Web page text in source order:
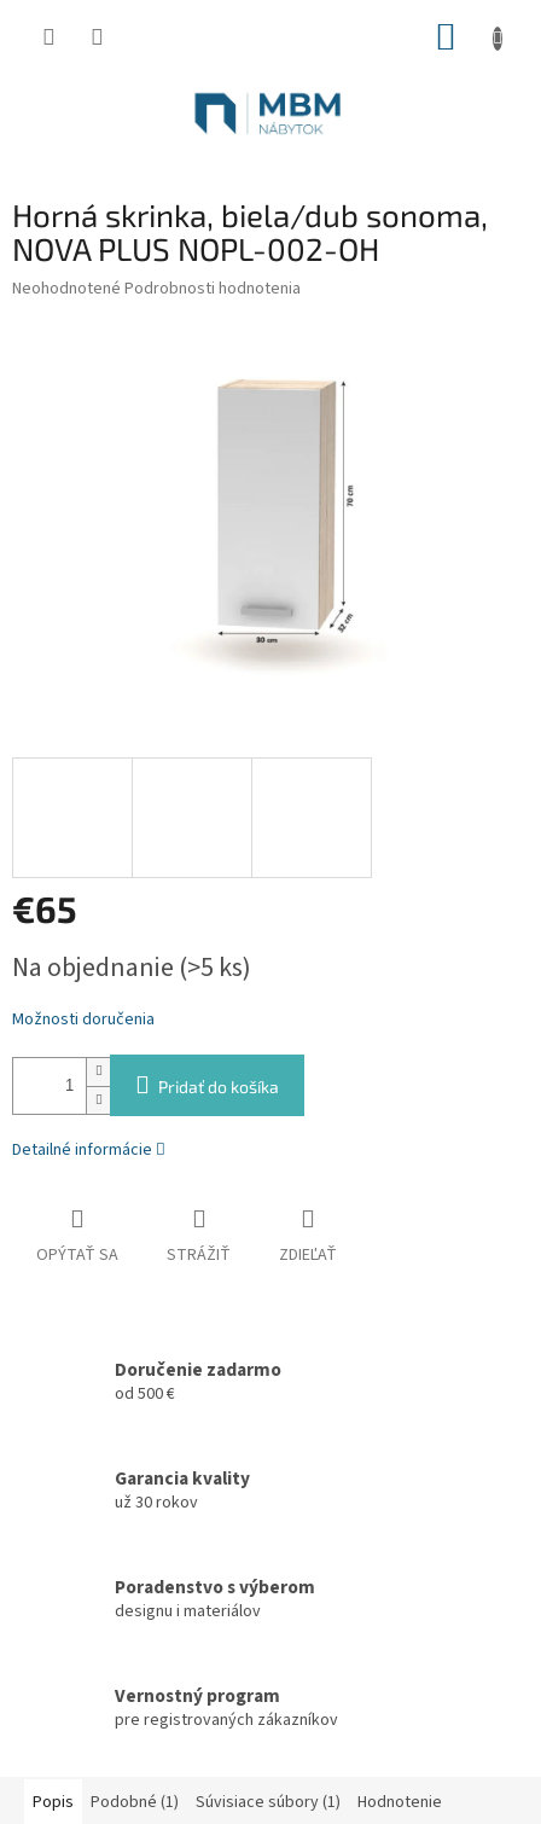
Horná skrinka, biela/dub sonoma,
NOVA PLUS NOPL-002-OH
Priemerné
Neohodnotené Podrobnosti hodnotenia
€65
cena:
Na objednanie (>5 ks)
Možnosti doručenia
Pridať do košíka
Detailné informácie
OPÝTAŤ SA STRÁŽIŤ ZDIEĽAŤ
Doručenie zadarmo
od 500 €
Garancia kvality
už 30 rokov
Poradenstvo s výberom
designu i materiálov
Vernostný program
pre registrovaných zákazníkov
Popis Podobné (1) Súvisiace súbory (1) Hodnotenie